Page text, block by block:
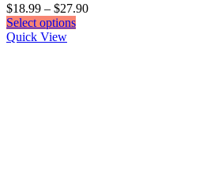
$18.99 – $27.90
Select options
Quick View